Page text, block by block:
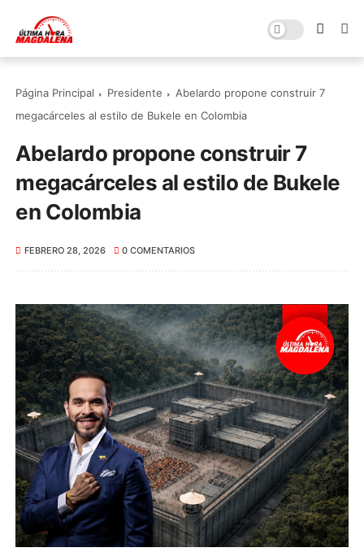
Página Principal Presidente
Abelardo propone construir 7
megacárceles al estilo de Bukele en Colombia
Abelardo propone construir 7
megacárceles al estilo de Bukele
en Colombia
FEBRERO 28, 2026 0 COMENTARIOS